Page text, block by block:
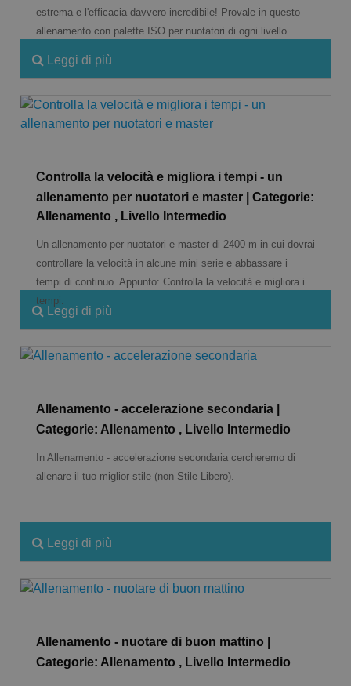
estrema e l'efficacia davvero incredibile! Provale in questo
allenamento con palette ISO per nuotatori di ogni livello.
Leggi di più
Controlla la velocità e migliora i tempi - un
allenamento per nuotatori e master | Categorie:
Allenamento , Livello Intermedio
Un allenamento per nuotatori e master di 2400 m in cui dovrai
controllare la velocità in alcune mini serie e abbassare i
tempi di continuo. Appunto: Controlla la velocità e migliora i
tempi.
Leggi di più
Allenamento - accelerazione secondaria |
Categorie: Allenamento , Livello Intermedio
In Allenamento - accelerazione secondaria cercheremo di
allenare il tuo miglior stile (non Stile Libero).
Leggi di più
Allenamento - nuotare di buon mattino |
Categorie: Allenamento , Livello Intermedio